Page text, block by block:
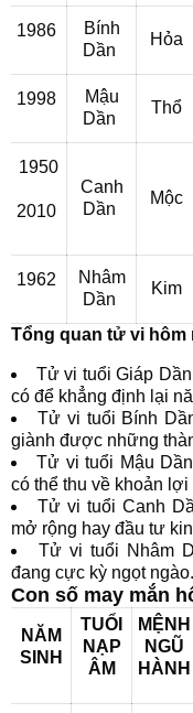
1986
Bính
Dần
Hỏa
1998
Mậu
Dần
Thổ
1950
2010
Canh
Dần
Mộc
1962
Nhâm
Dần
Kim
Tổng quan tử vi hôm
Tử vi tuổi Giáp
có để khẳng định lại
Tử vi tuổi Bính
giành được những
Tử vi tuổi Mậu
có thể thu về khoản lợi
Tử vi tuổi Canh
mở rộng hay đầu tư
Tử vi tuổi Nhâm
đang cực kỳ ngọt ngào.
Con số may mắn
NĂM
SINH
TUỔI
NẠP
ÂM
MỆNH
NGŨ
HÀNH